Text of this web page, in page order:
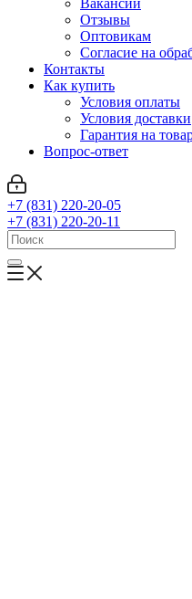
Вакансии
Отзывы
Оптовикам
Cогласие на
Контакты
Как купить
Условия оплаты
Условия доставки
Гарантия на
Вопрос-ответ
+7 (831) 220-20-05
+7 (831) 220-20-11